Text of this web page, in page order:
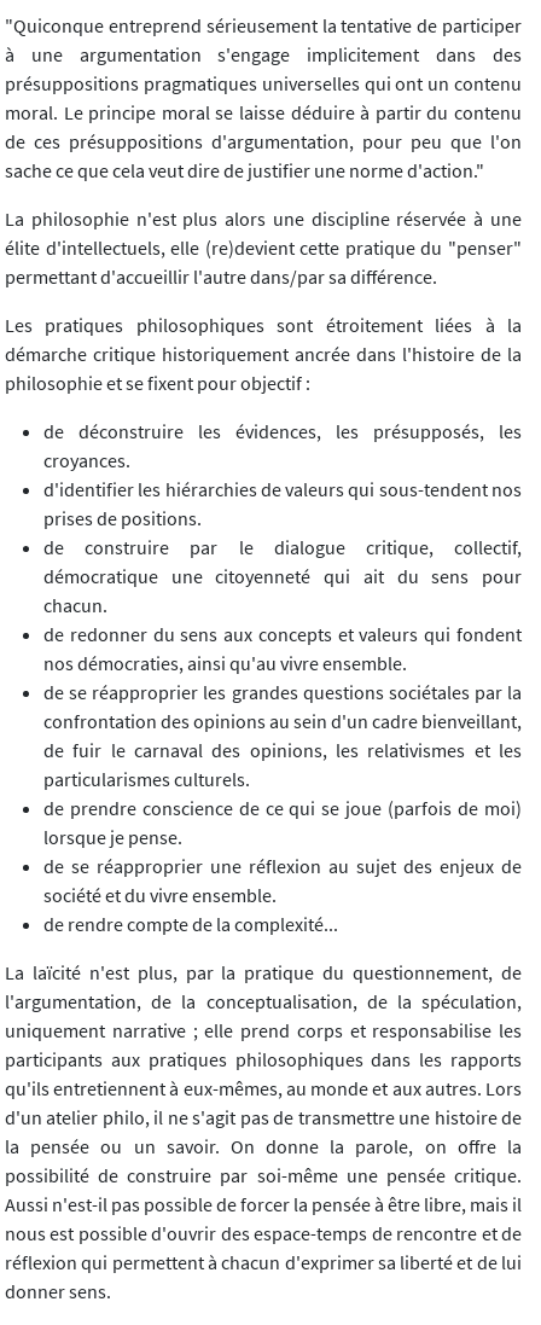
"Quiconque entreprend sérieusement la tentative de participer
à une argumentation s'engage implicitement dans des
présuppositions pragmatiques universelles qui ont un contenu
moral. Le principe moral se laisse déduire à partir du contenu
de ces présuppositions d'argumentation, pour peu que l'on
sache ce que cela veut dire de justifier une norme d'action."
La philosophie n'est plus alors une discipline réservée à une
élite d'intellectuels, elle (re)devient cette pratique du "penser"
permettant d'accueillir l'autre dans/par sa différence.
Les pratiques philosophiques sont étroitement liées à la
démarche critique historiquement ancrée dans l'histoire de la
philosophie et se fixent pour objectif :
de déconstruire les évidences, les présupposés, les
croyances.
d'identifier les hiérarchies de valeurs qui sous-tendent nos
prises de positions.
de construire par le dialogue critique, collectif,
démocratique une citoyenneté qui ait du sens pour
chacun.
de redonner du sens aux concepts et valeurs qui fondent
nos démocraties, ainsi qu'au vivre ensemble.
de se réapproprier les grandes questions sociétales par la
confrontation des opinions au sein d'un cadre bienveillant,
de fuir le carnaval des opinions, les relativismes et les
particularismes culturels.
de prendre conscience de ce qui se joue (parfois de moi)
lorsque je pense.
de se réapproprier une réflexion au sujet des enjeux de
société et du vivre ensemble.
de rendre compte de la complexité...
La laïcité n'est plus, par la pratique du questionnement, de
l'argumentation, de la conceptualisation, de la spéculation,
uniquement narrative ; elle prend corps et responsabilise les
participants aux pratiques philosophiques dans les rapports
qu'ils entretiennent à eux-mêmes, au monde et aux autres. Lors
d'un atelier philo, il ne s'agit pas de transmettre une histoire de
la pensée ou un savoir. On donne la parole, on offre la
possibilité de construire par soi-même une pensée critique.
Aussi n'est-il pas possible de forcer la pensée à être libre, mais il
nous est possible d'ouvrir des espace-temps de rencontre et de
réflexion qui permettent à chacun d'exprimer sa liberté et de lui
donner sens.